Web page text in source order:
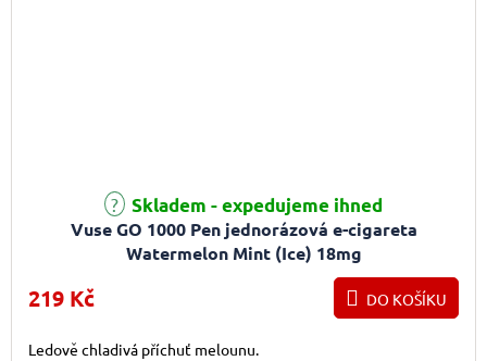
Vuse GO 1000 Pen jednorázová e-cigareta
Watermelon Mint (Ice) 18mg
Průměrné hodnocení produktu je 4,0 z 5 hvězdiček.
Skladem - expedujeme ihned
219 Kč DO KOŠÍKU
Ledově chladivá příchuť melounu.